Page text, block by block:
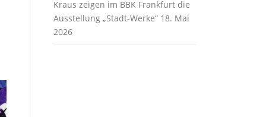
Kraus zeigen im BBK Frankfurt die
Ausstellung „Stadt-Werke“ 18. Mai
2026